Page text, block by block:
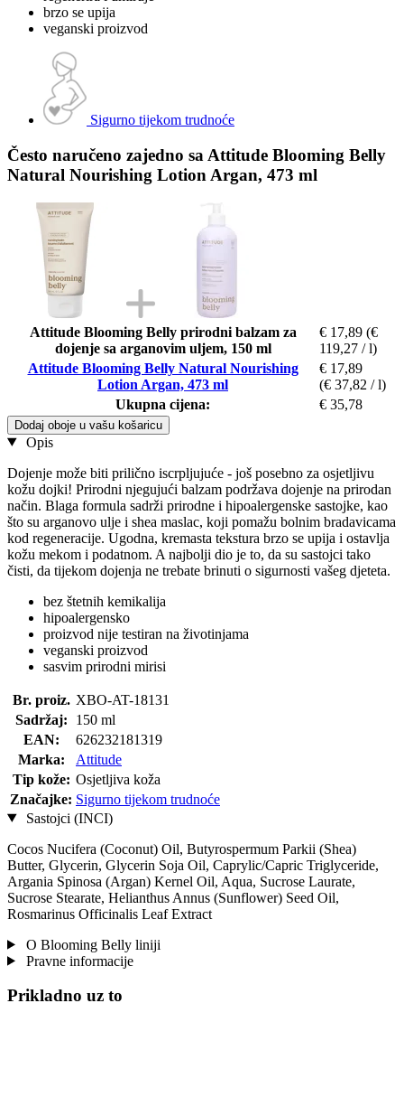
brzo se upija
veganski proizvod
Sigurno tijekom trudnoće
Često naručeno zajedno sa Attitude Blooming Belly
Natural Nourishing Lotion Argan, 473 ml
Attitude Blooming Belly prirodni balzam za
dojenje sa arganovim uljem, 150 ml
€ 17,89 (€
119,27 / l)
Attitude Blooming Belly Natural Nourishing
Lotion Argan, 473 ml
€ 17,89
(€ 37,82 / l)
Ukupna cijena:
€ 35,78
Dodaj oboje u vašu košaricu
Opis
Dojenje može biti prilično iscrpljujuće - još posebno za osjetljivu
kožu dojki! Prirodni njegujući balzam podržava dojenje na prirodan
način. Blaga formula sadrži prirodne i hipoalergenske sastojke, kao
što su arganovo ulje i shea maslac, koji pomažu bolnim bradavicama
kod regeneracije. Ugodna, kremasta tekstura brzo se upija i ostavlja
kožu mekom i podatnom. A najbolji dio je to, da su sastojci tako
čisti, da tijekom dojenja ne trebate brinuti o sigurnosti vašeg djeteta.
bez štetnih kemikalija
hipoalergensko
proizvod nije testiran na životinjama
veganski proizvod
sasvim prirodni mirisi
Br. proiz. XBO-AT-18131
Sadržaj:
150 ml
EAN:
626232181319
Marka:
Attitude
Tip kože: Osjetljiva koža
Značajke: Sigurno tijekom trudnoće
Sastojci (INCI)
Cocos Nucifera (Coconut) Oil, Butyrospermum Parkii (Shea)
Butter, Glycerin, Glycerin Soja Oil, Caprylic/Capric Triglyceride,
Argania Spinosa (Argan) Kernel Oil, Aqua, Sucrose Laurate,
Sucrose Stearate, Helianthus Annus (Sunflower) Seed Oil,
Rosmarinus Officinalis Leaf Extract
O Blooming Belly liniji
Pravne informacije
Prikladno uz to